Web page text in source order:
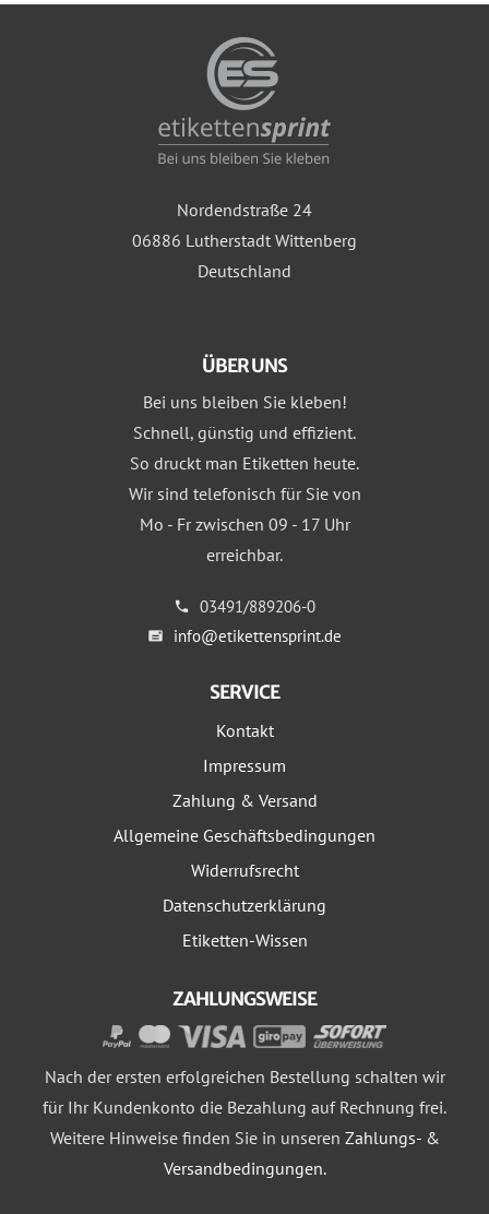
Nordendstraße 24
06886 Lutherstadt Wittenberg
Deutschland
ÜBER UNS
Bei uns bleiben Sie kleben!
Schnell, günstig und effizient.
So druckt man Etiketten heute.
Wir sind telefonisch für Sie von
Mo - Fr zwischen 09 - 17 Uhr
erreichbar.
03491/889206-0
info@etikettensprint.de
SERVICE
Kontakt
Impressum
Zahlung & Versand
Allgemeine Geschäftsbedingungen
Widerrufsrecht
Datenschutzerklärung
Etiketten-Wissen
ZAHLUNGSWEISE
Nach der ersten erfolgreichen Bestellung schalten wir
für Ihr Kundenkonto die Bezahlung auf Rechnung frei.
Weitere Hinweise finden Sie in unseren Zahlungs- &
Versandbedingungen.